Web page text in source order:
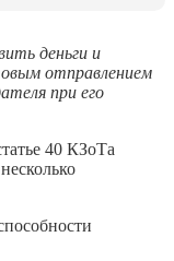
деньги и
отправлением
при его
40 КЗоТа